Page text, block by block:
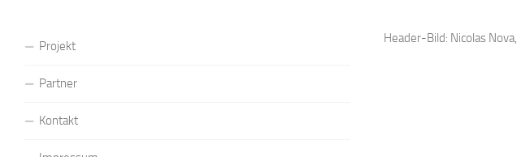
Projekt
Partner
Kontakt
Header-Bild: Nicolas Nova,